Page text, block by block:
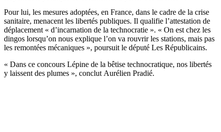
Pour lui, les mesures adoptées, en France, dans le cadre de la crise
sanitaire, menacent les libertés publiques. Il qualifie l’attestation de
déplacement « d’incarnation de la technocratie ». « On est chez les
dingos lorsqu’on nous explique l’on va rouvrir les stations, mais pas
les remontées mécaniques », poursuit le député Les Républicains.
« Dans ce concours Lépine de la bêtise technocratique, nos libertés
y laissent des plumes », conclut Aurélien Pradié.